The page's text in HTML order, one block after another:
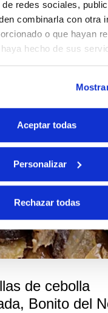
redes sociales,
combinarla con otra
o que hayan
hecho de sus
Aceptar todas
Personalizar
Rechazar todas
de cebolla
Bonito del